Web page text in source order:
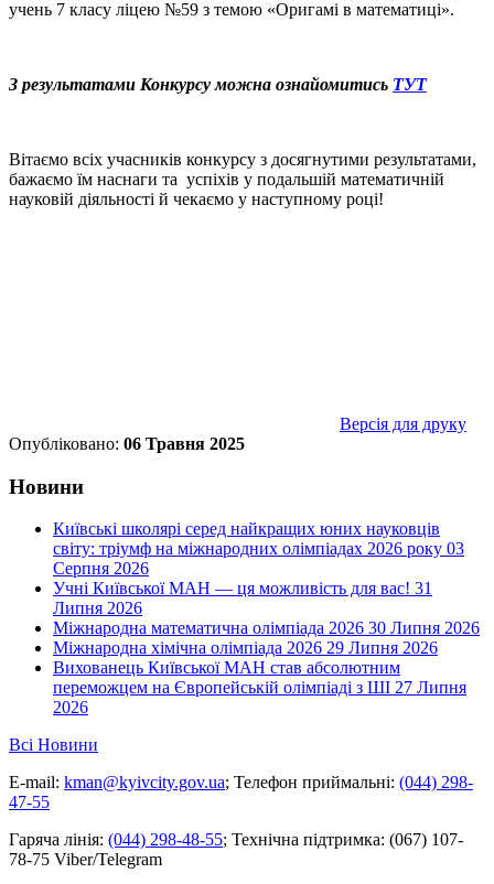
учень 7 класу ліцею №59 з темою «Оригамі в математиці».
З результатами Конкурсу можна ознайомитись ТУТ
Вітаємо всіх учасників конкурсу з досягнутими результатами,
бажаємо їм наснаги та успіхів у подальшій математичній
науковій діяльності й чекаємо у наступному році!
Версія для друку
Опубліковано: 06 Травня 2025
Новини
Київські школярі серед найкращих юних науковців
світу: тріумф на міжнародних олімпіадах 2026 року 03
Серпня 2026
Учні Київської МАН — ця можливість для вас! 31
Липня 2026
Міжнародна математична олімпіада 2026 30 Липня 2026
Міжнародна хімічна олімпіада 2026 29 Липня 2026
Вихованець Київської МАН став абсолютним
переможцем на Європейській олімпіаді з ШІ 27 Липня
2026
Всі Новини
E-mail: kman@kyivcity.gov.ua; Телефон приймальні: (044) 298-
47-55
Гаряча лінія: (044) 298-48-55; Технічна підтримка: (067) 107-
78-75 Viber/Telegram